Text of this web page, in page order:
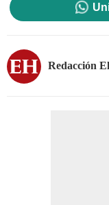
Redacción